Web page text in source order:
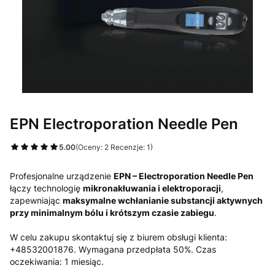
EPN Electroporation Needle Pen
5.00(Oceny: 2 Recenzje: 1)
Profesjonalne urządzenie EPN – Electroporation Needle Pen
łączy technologię mikronakłuwania i elektroporacji,
zapewniając maksymalne wchłanianie substancji aktywnych
przy minimalnym bólu i krótszym czasie zabiegu.
W celu zakupu skontaktuj się z biurem obsługi klienta:
+48532001876. Wymagana przedpłata 50%. Czas
oczekiwania: 1 miesiąc.